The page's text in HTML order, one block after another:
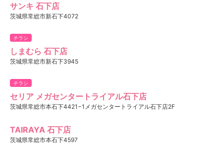
サンキ 石下店
茨城県常総市新石下4072
チラシ
しまむら 石下店
茨城県常総市新石下3945
チラシ
セリア メガセンタートライアル石下店
茨城県常総市本石下4421−1メガセンタートライアル石下店2F
TAIRAYA 石下店
茨城県常総市本石下4597